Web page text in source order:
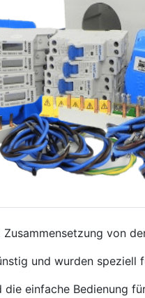
von
und wurden
einfache Bedienung